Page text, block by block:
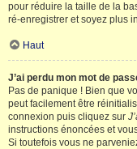
pour réduire la taille de la
ré-enregistrer et soyez plus
Haut
J’ai perdu mon mot de
Pas de panique ! Bien que
peut facilement être
connexion puis cliquez sur
instructions énoncées et
Si toutefois vous ne